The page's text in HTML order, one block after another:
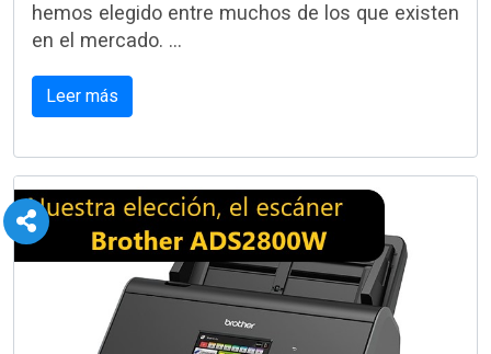
hemos elegido entre muchos de los que existen
en el mercado. ...
Leer más